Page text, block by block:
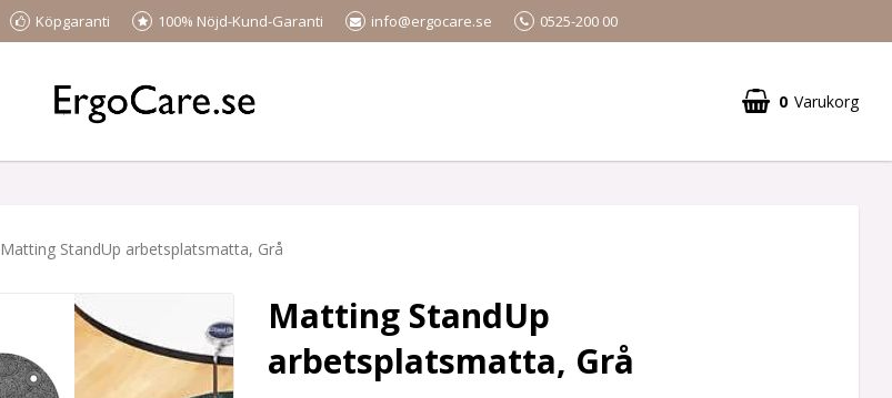
Köpgaranti 100% Nöjd-Kund-Garanti info@ergocare.se 0525-200 00
0 Varukorg
Matting StandUp arbetsplatsmatta, Grå
Matting StandUp
arbetsplatsmatta, Grå